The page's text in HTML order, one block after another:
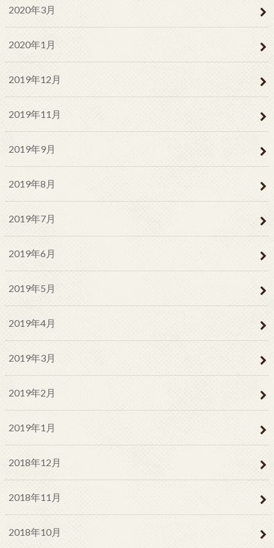
2020年3月
2020年1月
2019年12月
2019年11月
2019年9月
2019年8月
2019年7月
2019年6月
2019年5月
2019年4月
2019年3月
2019年2月
2019年1月
2018年12月
2018年11月
2018年10月